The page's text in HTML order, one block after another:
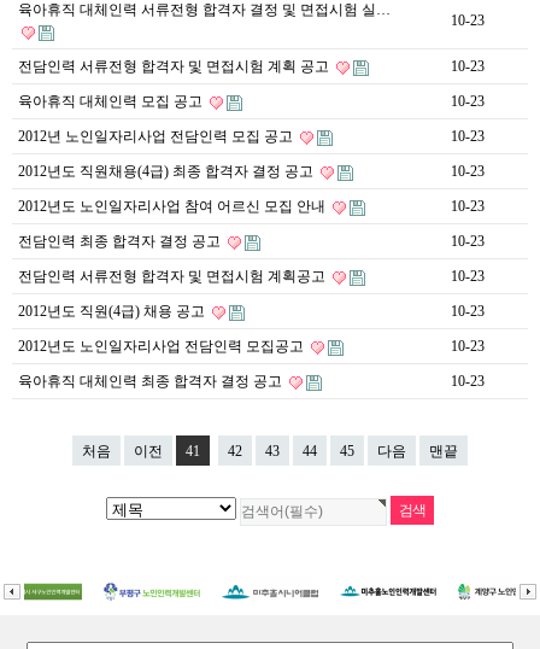
육아휴직 대체인력 서류전형 합격자 결정 및 면접시험 실…
10-23
전담인력 서류전형 합격자 및 면접시험 계획 공고 10-23
육아휴직 대체인력 모집 공고 10-23
2012년 노인일자리사업 전담인력 모집 공고 10-23
2012년도 직원채용(4급) 최종 합격자 결정 공고 10-23
2012년도 노인일자리사업 참여 어르신 모집 안내 10-23
전담인력 최종 합격자 결정 공고 10-23
전담인력 서류전형 합격자 및 면접시험 계획공고 10-23
2012년도 직원(4급) 채용 공고 10-23
2012년도 노인일자리사업 전담인력 모집공고 10-23
육아휴직 대체인력 최종 합격자 결정 공고 10-23
처음 이전 41 42 43 44 45 다음 맨끝